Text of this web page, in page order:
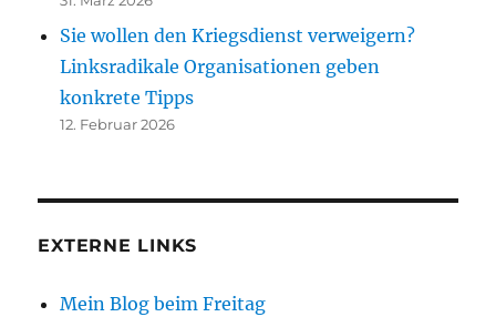
Sie wollen den Kriegsdienst verweigern?
Linksradikale Organisationen geben
konkrete Tipps
12. Februar 2026
EXTERNE LINKS
Mein Blog beim Freitag